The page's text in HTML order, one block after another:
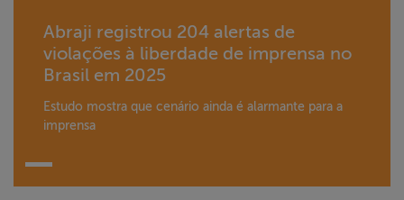
Abraji registrou 204 alertas de
violações à liberdade de imprensa no
Brasil em 2025
Estudo mostra que cenário ainda é alarmante para a
imprensa